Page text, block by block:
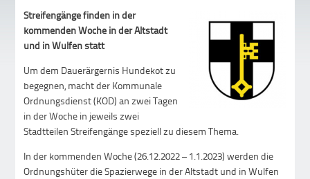
Streifengänge finden in der
kommenden Woche in der Altstadt
und in Wulfen statt
Um dem Dauerärgernis Hundekot zu
begegnen, macht der Kommunale
Ordnungsdienst (KOD) an zwei Tagen
in der Woche in jeweils zwei
Stadtteilen Streifengänge speziell zu diesem Thema.
In der kommenden Woche (26.12.2022 – 1.1.2023) werden die
Ordnungshüter die Spazierwege in der Altstadt und in Wulfen